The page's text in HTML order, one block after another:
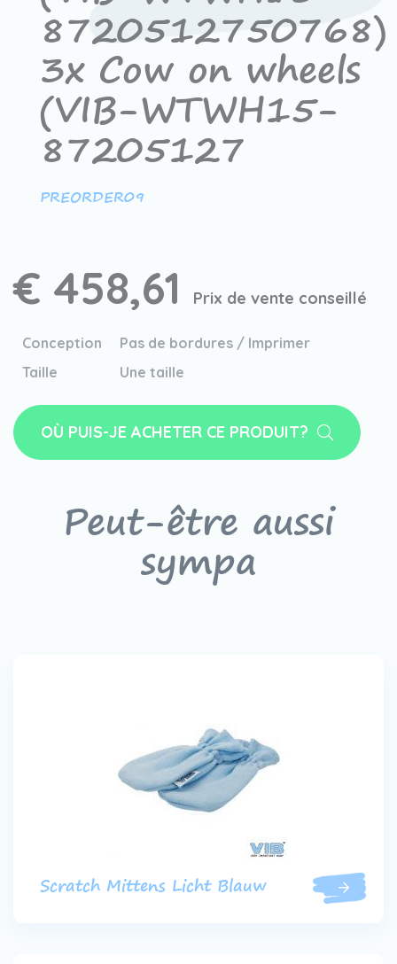
8720512750768)
3x Cow on wheels
(VIB-WTWH15-
87205127
PREORDER09
€ 458,61 Prix de vente conseillé
Conception
Pas de bordures / Imprimer
Taille
Une taille
OÙ PUIS-JE ACHETER CE PRODUIT?
Peut-être aussi
sympa
Scratch Mittens Licht Blauw